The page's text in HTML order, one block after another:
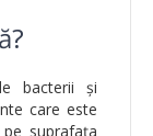
bacterii și
care este
suprafața